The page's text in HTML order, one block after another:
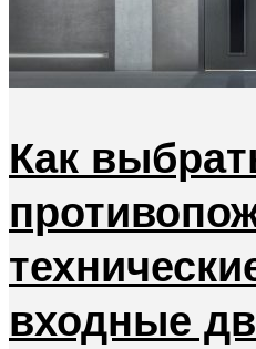
Как
входные